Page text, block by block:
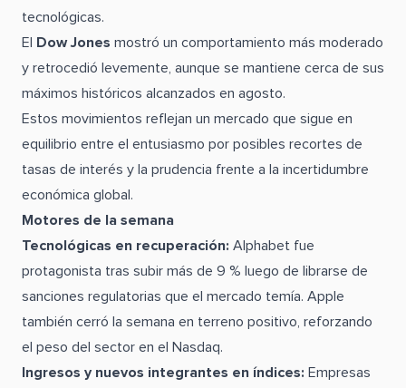
tecnológicas.
El
Dow Jones mostró un comportamiento más moderado
y retrocedió levemente, aunque se mantiene cerca de sus
máximos históricos alcanzados en agosto.
Estos movimientos reflejan un mercado que sigue en
equilibrio entre el entusiasmo por posibles recortes de
tasas de interés y la prudencia frente a la incertidumbre
económica global.
Motores de la semana
Tecnológicas en recuperación: Alphabet fue
protagonista tras subir más de 9 % luego de librarse de
sanciones regulatorias que el mercado temía. Apple
también cerró la semana en terreno positivo, reforzando
el peso del sector en el Nasdaq.
Ingresos y nuevos integrantes en índices: Empresas